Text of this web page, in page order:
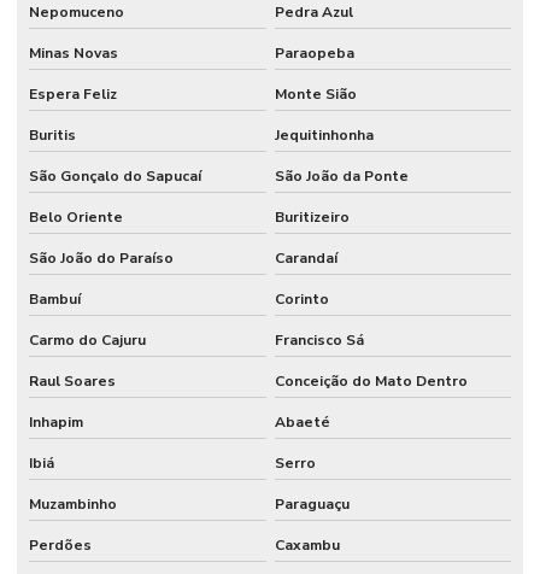
Nepomuceno Pedra Azul
Minas Novas Paraopeba
Espera Feliz Monte Sião
Buritis Jequitinhonha
São Gonçalo do Sapucaí São João da Ponte
Belo Oriente Buritizeiro
São João do Paraíso Carandaí
Bambuí Corinto
Carmo do Cajuru Francisco Sá
Raul Soares Conceição do Mato Dentro
Inhapim Abaeté
Ibiá Serro
Muzambinho Paraguaçu
Perdões Caxambu